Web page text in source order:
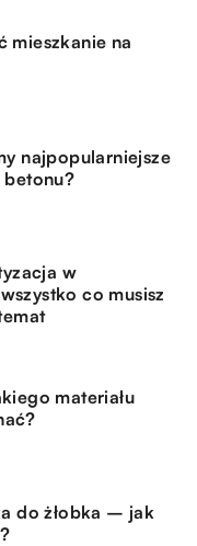
mieszkanie na
najpopularniejsze
w
co musisz
materiału
do żłobka – jak